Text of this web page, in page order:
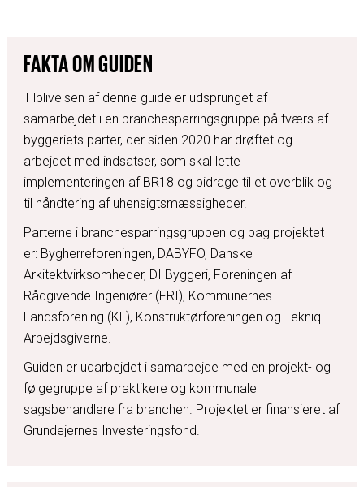
FAKTA OM GUIDEN
Tilblivelsen af denne guide er udsprunget af
samarbejdet i en branchesparringsgruppe på tværs af
byggeriets parter, der siden 2020 har drøftet og
arbejdet med indsatser, som skal lette
implementeringen af BR18 og bidrage til et overblik og
til håndtering af uhensigtsmæssigheder.
Parterne i branchesparringsgruppen og bag projektet
er: Bygherreforeningen, DABYFO, Danske
Arkitektvirksomheder, DI Byggeri, Foreningen af
Rådgivende Ingeniører (FRI), Kommunernes
Landsforening (KL), Konstruktørforeningen og Tekniq
Arbejdsgiverne.
Guiden er udarbejdet i samarbejde med en projekt- og
følgegruppe af praktikere og kommunale
sagsbehandlere fra branchen. Projektet er finansieret af
Grundejernes Investeringsfond.